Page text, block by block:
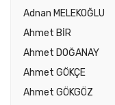
Adnan MELEKOĞLU
Ahmet BİR
Ahmet DOĞANAY
Ahmet GÖKÇE
Ahmet GÖKGÖZ